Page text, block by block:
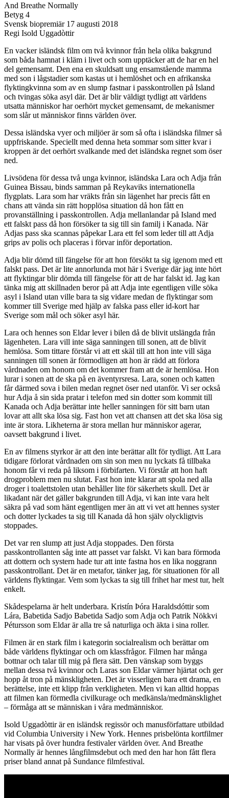
And Breathe Normally
Betyg 4
Svensk biopremiär 17 augusti 2018
Regi Isold Uggadòttir
En vacker isländsk film om två kvinnor från hela olika bakgrund
som båda hamnat i kläm i livet och som upptäcker att de har en hel
del gemensamt. Den ena en skuldsatt ung ensamstående mamma
med son i lågstadier som kastas ut i hemlöshet och en afrikanska
flyktingkvinna som av en slump fastnar i passkontrollen på Island
och tvingas söka asyl där. Det är blir väldigt tydligt att världens
utsatta människor har oerhört mycket gemensamt, de mekanismer
som slår ut människor finns världen över.
Dessa isländska vyer och miljöer är som så ofta i isländska filmer så
uppfriskande. Speciellt med denna heta sommar som sitter kvar i
kroppen är det oerhört svalkande med det isländska regnet som öser
ned.
Livsödena för dessa två unga kvinnor, isländska Lara och Adja från
Guinea Bissau, binds samman på Reykaviks internationella
flygplats. Lara som har vräkts från sin lägenhet har precis fått en
chans att vända sin rätt hopplösa situation då hon fått en
provanställning i passkontrollen. Adja mellanlandar på Island med
ett falskt pass då hon försöker ta sig till sin familj i Kanada. När
Adjas pass ska scannas påpekar Lara ett fel som leder till att Adja
grips av polis och placeras i förvar inför deportation.
Adja blir dömd till fängelse för att hon försökt ta sig igenom med ett
falskt pass. Det är lite annorlunda mot här i Sverige där jag inte hört
att flyktingar blir dömda till fängelse för att de har falskt id. Jag kan
tänka mig att skillnaden beror på att Adja inte egentligen ville söka
asyl i Island utan ville bara ta sig vidare medan de flyktingar som
kommer till Sverige med hjälp av falska pass eller id-kort har
Sverige som mål och söker asyl här.
Lara och hennes son Eldar lever i bilen då de blivit utslängda från
lägenheten. Lara vill inte säga sanningen till sonen, att de blivit
hemlösa. Som tittare förstår vi att ett skäl till att hon inte vill säga
sanningen till sonen är förmodligen att hon är rädd att förlora
vårdnaden om honom om det kommer fram att de är hemlösa. Hon
lurar i sonen att de ska på en äventyrsresa. Lara, sonen och katten
får därmed sova i bilen medan regnet öser ned utanför. Vi ser också
hur Adja å sin sida pratar i telefon med sin dotter som kommit till
Kanada och Adja berättar inte heller sanningen för sitt barn utan
lovar att allt ska lösa sig. Fast hon vet att chansen att det ska lösa sig
inte är stora. Likheterna är stora mellan hur människor agerar,
oavsett bakgrund i livet.
En av filmens styrkor är att den inte berättar allt för tydligt. Att Lara
tidigare förlorat vårdnaden om sin son men nu lyckats få tillbaka
honom får vi reda på liksom i förbifarten. Vi förstår att hon haft
drogproblem men nu slutat. Fast hon inte klarar att spola ned alla
droger i toalettstolen utan behåller lite för säkerhets skull. Det är
likadant när det gäller bakgrunden till Adja, vi kan inte vara helt
säkra på vad som hänt egentligen mer än att vi vet att hennes syster
och dotter lyckades ta sig till Kanada då hon själv olyckligtvis
stoppades.
Det var ren slump att just Adja stoppades. Den första
passkontrollanten såg inte att passet var falskt. Vi kan bara förmoda
att dottern och systern hade tur att inte fastna hos en lika noggrann
passkontrollant. Det är en metafor, tänker jag, för situationen för all
världens flyktingar. Vem som lyckas ta sig till frihet har mest tur, helt
enkelt.
Skådespelarna är helt underbara. Kristín Þóra Haraldsdóttir som
Lára, Babetida Sadjo Babetida Sadjo som Adja och Patrik Nökkvi
Pétursson som Eldar är alla tre så naturliga och äkta i sina roller.
Filmen är en stark film i kategorin socialrealism och berättar om
både världens flyktingar och om klassfrågor. Filmen har många
bottnar och talar till mig på flera sätt. Den vänskap som byggs
mellan dessa två kvinnor och Laras son Eldar värmer hjärtat och ger
hopp åt tron på mänskligheten. Det är visserligen bara ett drama, en
berättelse, inte ett klipp från verkligheten. Men vi kan alltid hoppas
att filmen kan förmedla civilkurage och medkänsla/medmänsklighet
– förmåga att se människan i våra medmänniskor.
Isold Uggadòttir är en isländsk regissör och manusförfattare utbildad
vid Columbia University i New York. Hennes prisbelönta kortfilmer
har visats på över hundra festivaler världen över. And Breathe
Normally är hennes långfilmsdebut och med den har hon fått flera
priser bland annat på Sundance filmfestival.